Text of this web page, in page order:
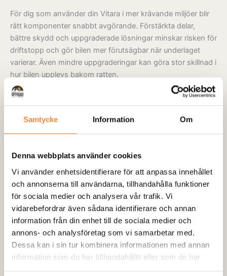
Samtycke Information Om
Denna webbplats använder cookies
Vi använder enhetsidentifierare för att anpassa innehållet
och annonserna till användarna, tillhandahålla funktioner
för sociala medier och analysera vår trafik. Vi
vidarebefordrar även sådana identifierare och annan
information från din enhet till de sociala medier och
annons- och analysföretag som vi samarbetar med.
Dessa kan i sin tur kombinera informationen med annan
information som du har tillhandahållit eller som de har
För dig som använder din Vitara i mer krävande miljöer blir
rätt komponenter snabbt avgörande. Förstärkta delar,
bättre skydd och uppgraderade lösningar minskar risken för
driftstopp och gör bilen mer förutsägbar när underlaget
varierar. Även mindre uppgraderingar kan göra stor skillnad i
hur bilen upplevs bakom ratten.
Många Vitara-ägare använder sina bilar till jakt, friluftsliv eller
Slitage ökar, belastningen blir ojämn och behovet av
pålitliga delar blir tydligare över tid. Genom att välja rätt
längre och fungerar bättre i praktiken.
Oavsett om du ska serva bilen, åtgärda ett problem eller
bygga om den för mer offroad, hittar du här delar som är
anpassade för uppgiften. Fokus ligger på funktionella
lösningar som fungerar i verkligheten, inte bara på papper.
Vanliga frågor & svar